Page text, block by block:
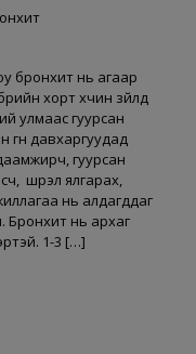
бронхит нь агаар
хорт хүчин зүйлүүд
улмаас гуурсан
гүн давхаргуудад
гуурсан
шүүрэл ялгарах,
нь алдагддаг
нь архаг
1-3 […]